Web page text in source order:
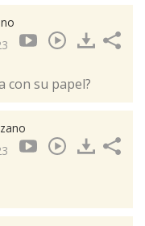
con su papel?